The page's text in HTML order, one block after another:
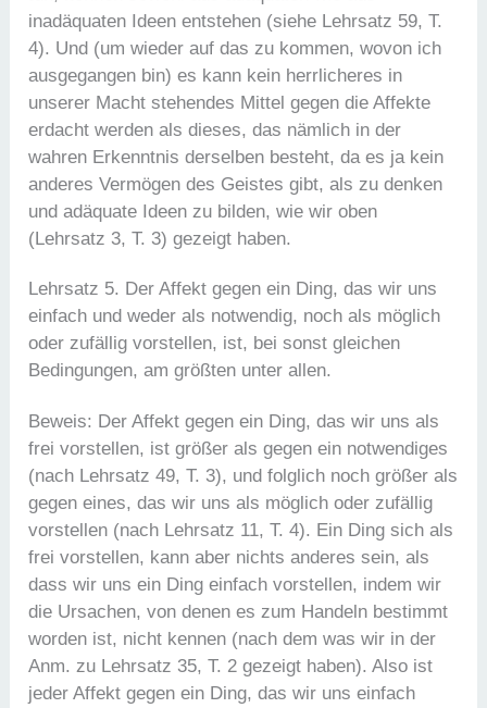
inadäquaten Ideen entstehen (siehe Lehrsatz 59, T.
4). Und (um wieder auf das zu kommen, wovon ich
ausgegangen bin) es kann kein herrlicheres in
unserer Macht stehendes Mittel gegen die Affekte
erdacht werden als dieses, das nämlich in der
wahren Erkenntnis derselben besteht, da es ja kein
anderes Vermögen des Geistes gibt, als zu denken
und adäquate Ideen zu bilden, wie wir oben
(Lehrsatz 3, T. 3) gezeigt haben.
Lehrsatz 5. Der Affekt gegen ein Ding, das wir uns
einfach und weder als notwendig, noch als möglich
oder zufällig vorstellen, ist, bei sonst gleichen
Bedingungen, am größten unter allen.
Beweis: Der Affekt gegen ein Ding, das wir uns als
frei vorstellen, ist größer als gegen ein notwendiges
(nach Lehrsatz 49, T. 3), und folglich noch größer als
gegen eines, das wir uns als möglich oder zufällig
vorstellen (nach Lehrsatz 11, T. 4). Ein Ding sich als
frei vorstellen, kann aber nichts anderes sein, als
dass wir uns ein Ding einfach vorstellen, indem wir
die Ursachen, von denen es zum Handeln bestimmt
worden ist, nicht kennen (nach dem was wir in der
Anm. zu Lehrsatz 35, T. 2 gezeigt haben). Also ist
jeder Affekt gegen ein Ding, das wir uns einfach